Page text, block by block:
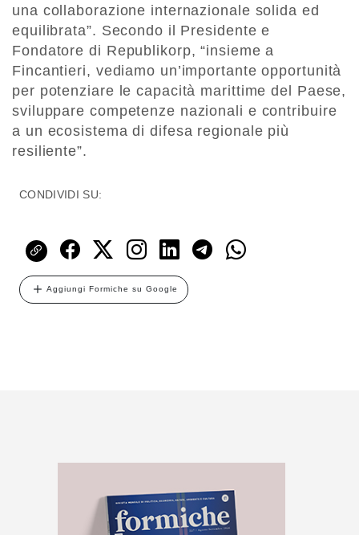
una collaborazione internazionale solida ed
equilibrata”. Secondo il Presidente e
Fondatore di Republikorp, “insieme a
Fincantieri, vediamo un’importante opportunità
per potenziare le capacità marittime del Paese,
sviluppare competenze nazionali e contribuire
a un ecosistema di difesa regionale più
resiliente”.
CONDIVIDI SU:
Aggiungi Formiche su Google